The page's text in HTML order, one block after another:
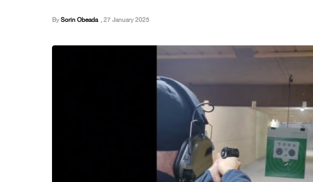
By Sorin Obeada , 27 January 2025